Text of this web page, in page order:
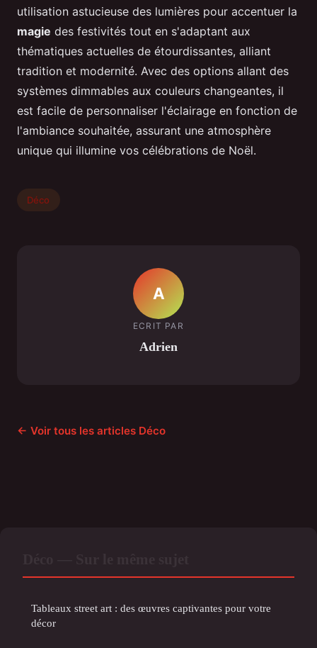
utilisation astucieuse des lumières pour accentuer la
magie des festivités tout en s'adaptant aux
thématiques actuelles de étourdissantes, alliant
tradition et modernité. Avec des options allant des
systèmes dimmables aux couleurs changeantes, il
est facile de personnaliser l'éclairage en fonction de
l'ambiance souhaitée, assurant une atmosphère
unique qui illumine vos célébrations de Noël.
Déco
A
ECRIT PAR
Adrien
← Voir tous les articles Déco
Tableaux street art : des œuvres captivantes pour votre
décor